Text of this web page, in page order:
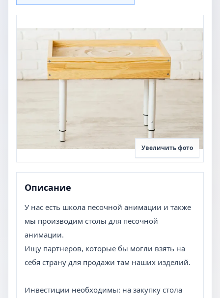
Увеличить фото
Описание
У нас есть школа песочной анимации и также
мы производим столы для песочной
анимации.
Ищу партнеров, которые бы могли взять на
себя страну для продажи там наших изделий.
Инвестиции необходимы: на закупку стола